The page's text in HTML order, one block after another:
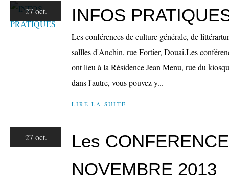
27 oct. INFOS
Les conférences de culture générale, de
sallles d'Anchin, rue Fortier, Douai.Les
ont lieu à la Résidence Jean Menu, rue du
dans l'autre, vous pouvez y...
LIRE LA SUITE
27 oct.
Les
NOVEMBRE 2013